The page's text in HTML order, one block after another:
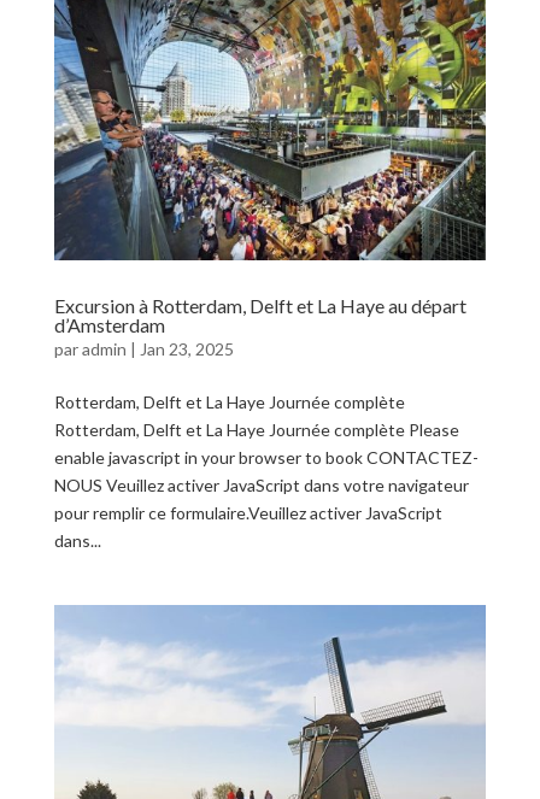
Excursion à Rotterdam, Delft et La Haye au départ
d’Amsterdam
paradmin | Jan 23, 2025
Rotterdam, Delft et La Haye Journée complète
Rotterdam, Delft et La Haye Journée complète Please
enable javascript in your browser to book CONTACTEZ-
NOUS Veuillez activer JavaScript dans votre navigateur
pour remplir ce formulaire.Veuillez activer JavaScript
dans...